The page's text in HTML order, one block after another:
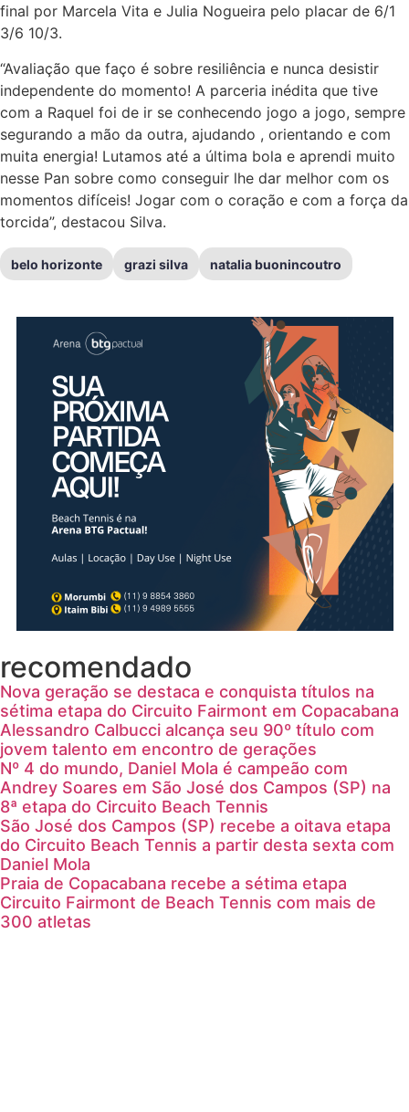
final por Marcela Vita e Julia Nogueira pelo placar de 6/1
3/6 10/3.
“Avaliação que faço é sobre resiliência e nunca desistir
independente do momento! A parceria inédita que tive
com a Raquel foi de ir se conhecendo jogo a jogo, sempre
segurando a mão da outra, ajudando , orientando e com
muita energia! Lutamos até a última bola e aprendi muito
nesse Pan sobre como conseguir lhe dar melhor com os
momentos difíceis! Jogar com o coração e com a força da
torcida”, destacou Silva.
belo horizonte grazi silva natalia buonincoutro
recomendado
Nova geração se destaca e conquista títulos na
sétima etapa do Circuito Fairmont em Copacabana
Alessandro Calbucci alcança seu 90º título com
jovem talento em encontro de gerações
Nº 4 do mundo, Daniel Mola é campeão com
Andrey Soares em São José dos Campos (SP) na
8ª etapa do Circuito Beach Tennis
São José dos Campos (SP) recebe a oitava etapa
do Circuito Beach Tennis a partir desta sexta com
Daniel Mola
Praia de Copacabana recebe a sétima etapa
Circuito Fairmont de Beach Tennis com mais de
300 atletas